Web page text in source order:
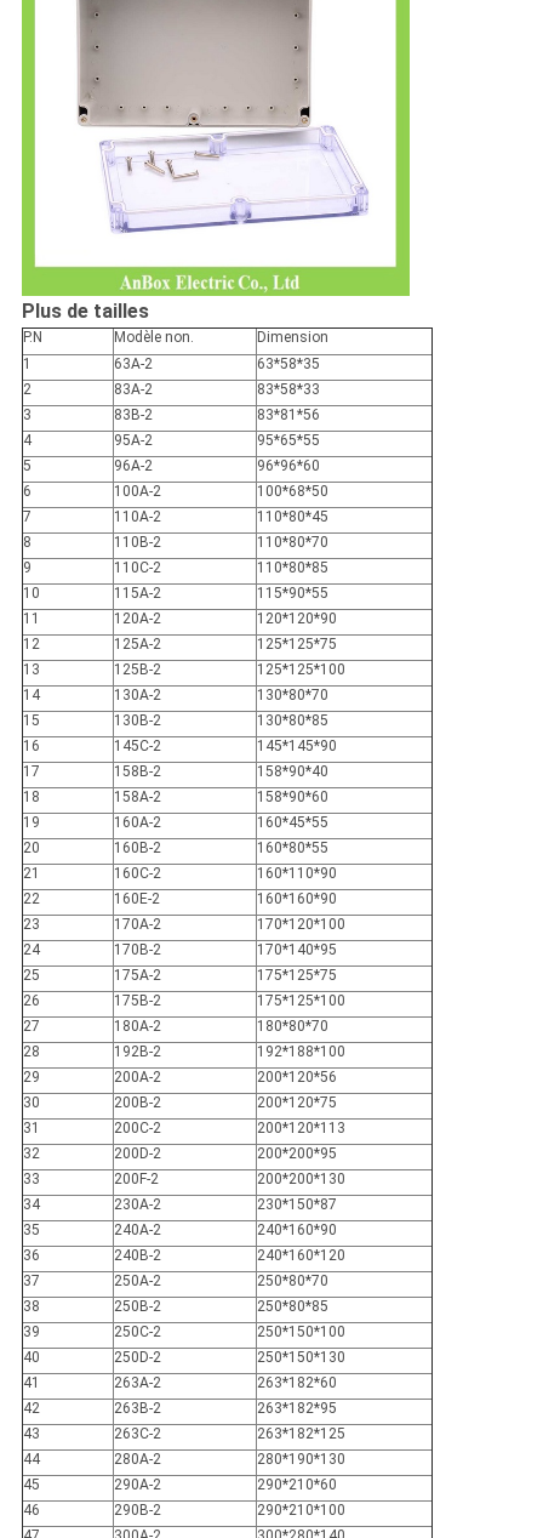
Plus de tailles
P.N Modèle non.
Dimension
1
63A-2
63*58*35
2
83A-2
83*58*33
3
83B-2
83*81*56
4
95A-2
95*65*55
5
96A-2
96*96*60
6
100A-2
100*68*50
7
110A-2
110*80*45
8
110B-2
110*80*70
9
110C-2
110*80*85
10
115A-2
115*90*55
11
120A-2
120*120*90
12
125A-2
125*125*75
13
125B-2
125*125*100
14
130A-2
130*80*70
15
130B-2
130*80*85
16
145C-2
145*145*90
17
158B-2
158*90*40
18
158A-2
158*90*60
19
160A-2
160*45*55
20
160B-2
160*80*55
21
160C-2
160*110*90
22
160E-2
160*160*90
23
170A-2
170*120*100
24
170B-2
170*140*95
25
175A-2
175*125*75
26
175B-2
175*125*100
27
180A-2
180*80*70
28
192B-2
192*188*100
29
200A-2
200*120*56
30
200B-2
200*120*75
31
200C-2
200*120*113
32
200D-2
200*200*95
33
200F-2
200*200*130
34
230A-2
230*150*87
35
240A-2
240*160*90
36
240B-2
240*160*120
37
250A-2
250*80*70
38
250B-2
250*80*85
39
250C-2
250*150*100
40
250D-2
250*150*130
41
263A-2
263*182*60
42
263B-2
263*182*95
43
263C-2
263*182*125
44
280A-2
280*190*130
45
290A-2
290*210*60
46
290B-2
290*210*100